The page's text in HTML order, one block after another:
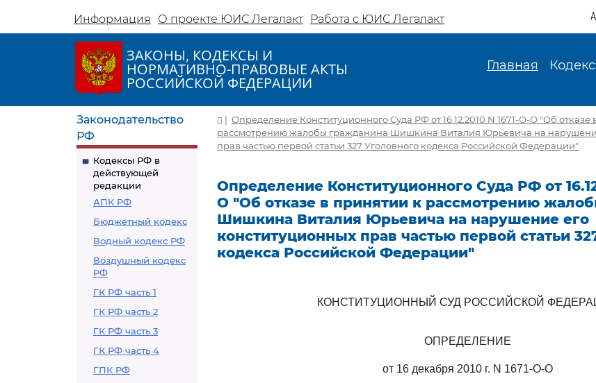
Информация О проекте ЮИС Легалакт Работа с ЮИС Легалакт
ЗАКОНЫ, КОДЕКСЫ И
НОРМАТИВНО-ПРАВОВЫЕ АКТЫ
РОССИЙСКОЙ ФЕДЕРАЦИИ
Главная
Законодательство
РФ
Кодексы РФ в
действующей
редакции
АПК РФ
Бюджетный кодекс
Водный кодекс РФ
Воздушный кодекс
РФ
ГК РФ часть 1
ГК РФ часть 2
ГК РФ часть 3
ГК РФ часть 4
ГПК РФ
| Определение Конституционного Суда РФ от 16.12.2010 N 1671-О-О "Об отказе
рассмотрению жалобы гражданина Шишкина Виталия Юрьевича на
прав частью первой статьи 327 Уголовного кодекса Российской Федерации"
Определение Конституционного Суда РФ от
О "Об отказе в принятии к рассмотрению
Шишкина Виталия Юрьевича на нарушение его
конституционных прав частью первой статьи
кодекса Российской Федерации"
КОНСТИТУЦИОННЫЙ СУД РОССИЙСКОЙ
ОПРЕДЕЛЕНИЕ
от 16 декабря 2010 г. N 1671-О-О